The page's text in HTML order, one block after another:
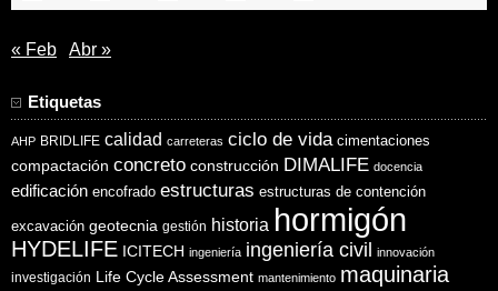
« Feb Abr »
Etiquetas
AHP BRIDLIFE calidad carreteras ciclo de vida cimentaciones
compactación concreto construcción DIMALIFE docencia
edificación encofrado estructuras estructuras de contención
excavación geotecnia gestión historia hormigón
HYDELIFE ICITECH ingeniería ingeniería civil innovación
investigación Life Cycle Assessment mantenimiento maquinaria